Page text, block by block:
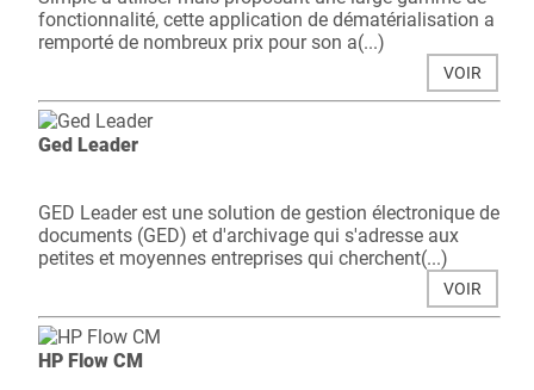
fonctionnalité, cette application de dématérialisation a
remporté de nombreux prix pour son a(...)
VOIR
Ged Leader
GED Leader est une solution de gestion électronique de
documents (GED) et d'archivage qui s'adresse aux
petites et moyennes entreprises qui cherchent(...)
VOIR
HP Flow CM